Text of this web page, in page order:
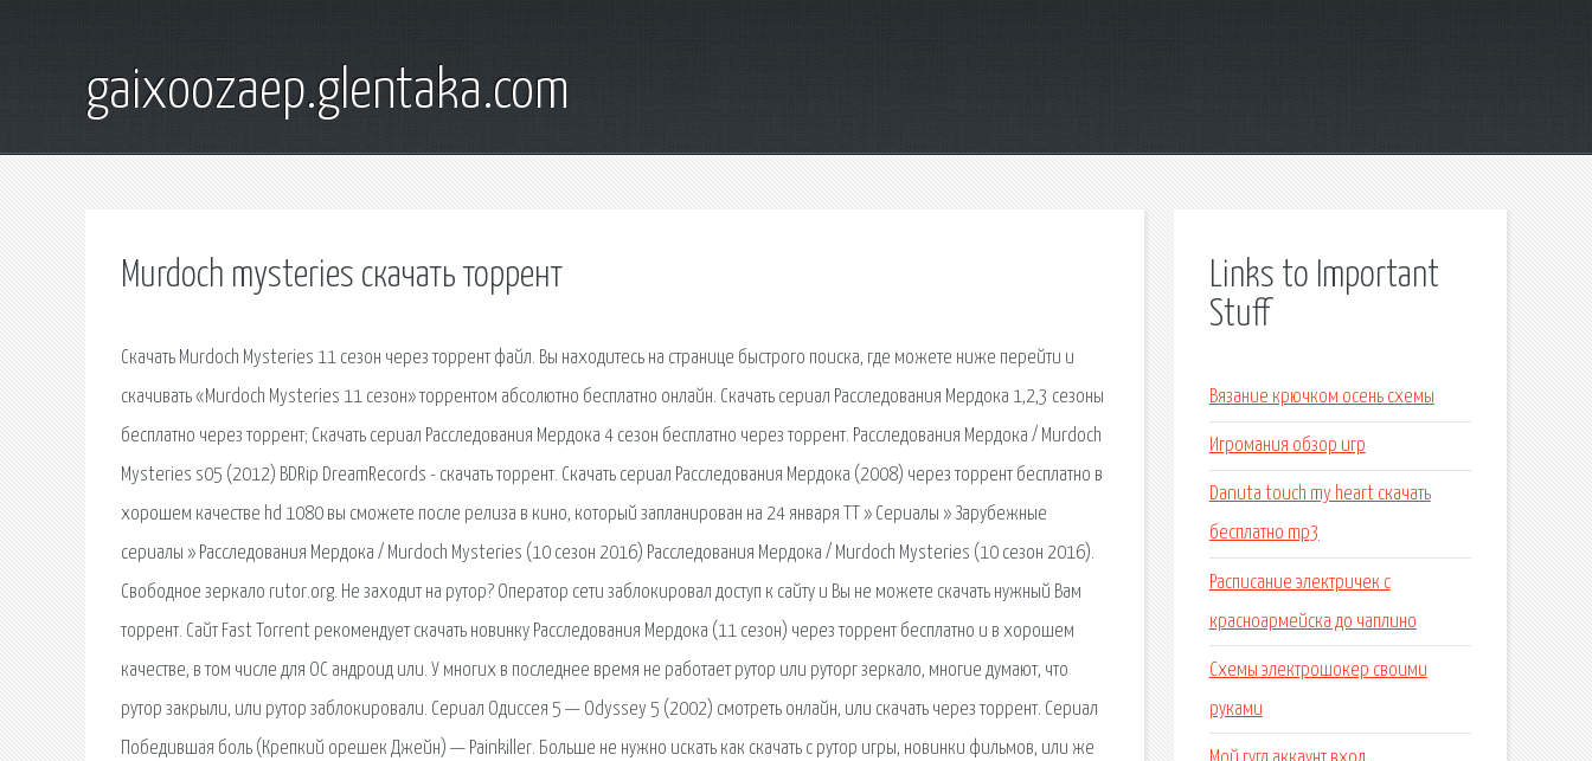
gaixoozaep.glentaka.com
Murdoch mysteries скачать торрент
Скачать Murdoch Mysteries 11 сезон через торрент файл. Вы находитесь на странице быстрого поиска, где можете ниже перейти и
скачивать «Murdoch Mysteries 11 сезон» торрентом абсолютно бесплатно онлайн. Скачать сериал Расследования Мердока 1,2,3 сезоны
бесплатно через торрент; Скачать сериал Расследования Мердока 4 сезон бесплатно через торрент. Расследования Мердока / Murdoch
Mysteries s05 (2012) BDRip DreamRecords - скачать торрент. Скачать сериал Расследования Мердока (2008) через торрент бесплатно в
хорошем качестве hd 1080 вы сможете после релиза в кино, который запланирован на 24 января TT » Сериалы » Зарубежные
сериалы » Расследования Мердока / Murdoch Mysteries (10 сезон 2016) Расследования Мердока / Murdoch Mysteries (10 сезон 2016).
Свободное зеркало rutor.org. Не заходит на рутор? Оператор сети заблокировал доступ к сайту и Вы не можете скачать нужный Вам
торрент. Сайт Fast Torrent рекомендует скачать новинку Расследования Мердока (11 сезон) через торрент бесплатно и в хорошем
качестве, в том числе для ОС андроид или. У многих в последнее время не работает рутор или руторг зеркало, многие думают, что
рутор закрыли, или рутор заблокировали. Сериал Одиссея 5 — Odyssey 5 (2002) смотреть онлайн, или скачать через торрент. Сериал
Победившая боль (Крепкий орешек Джейн) — Painkiller. Больше не нужно искать как скачать с рутор игры, новинки фильмов, или же
Links to Important
Stuff
Вязание крючком осень схемы
Игромания обзор игр
Danuta touch my heart скачать
бесплатно mp3
Расписание электричек с
красноармейска до чаплино
Схемы электрошокер своими
руками